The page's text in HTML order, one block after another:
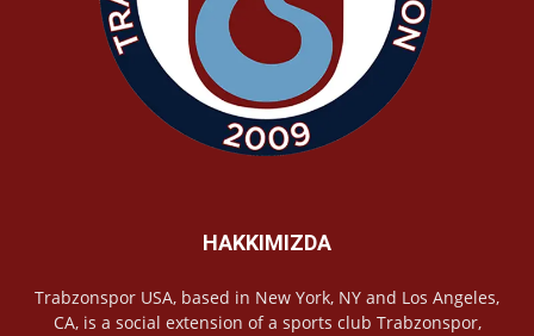
HAKKIMIZDA
Trabzonspor USA, based in New York, NY and Los Angeles,
CA, is a social extension of a sports club Trabzonspor,